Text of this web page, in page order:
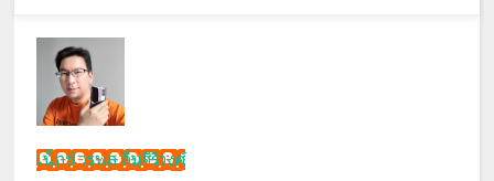
เน็กซ์ วรพล ลิ่มศิริวงศ์